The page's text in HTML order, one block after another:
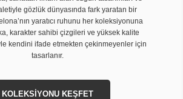
gözlük dünyasında fark yaratan bir
yaratıcı ruhunu her koleksiyonuna
karakter sahibi çizgileri ve yüksek kalite
kendini ifade etmekten çekinmeyenler için
tasarlanır.
KOLEKSİYONU KEŞFET